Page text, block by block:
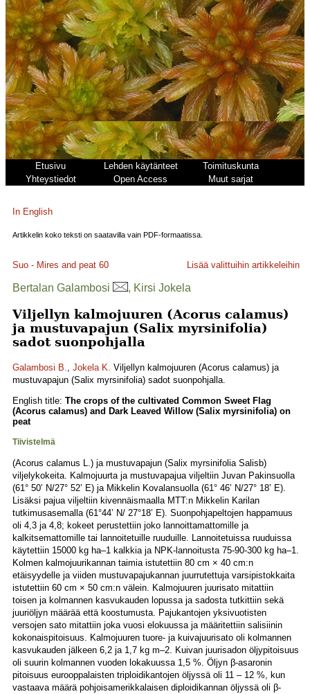
Etusivu Lehden käytänteet
Toimituskunta
Yhteystiedot
Open Access Muut sarjat
In English
Artikkelin koko teksti on saatavilla vain PDF-formaatissa.
Suo - Mires and peat 60 Lisää valittuihin artikkeleihin
Bertalan Galambosi , Kirsi Jokela
Viljellyn kalmojuuren (Acorus calamus)
ja mustuvapajun (Salix myrsinifolia)
sadot suonpohjalla
Galambosi B., Jokela K. Viljellyn kalmojuuren (Acorus calamus) ja
mustuvapajun (Salix myrsinifolia) sadot suonpohjalla.
English title: The crops of the cultivated Common Sweet Flag
(Acorus calamus) and Dark Leaved Willow (Salix myrsinifolia) on
peat
Tiivistelmä
(Acorus calamus L.) ja mustuvapajun (Salix myrsinifolia Salisb)
viljelykokeita. Kalmojuurta ja mustuvapajua viljeltiin Juvan Pakinsuolla
(61° 50’ N/27° 52’ E) ja Mikkelin Kovalansuolla (61° 46’ N/27° 18’ E).
Lisäksi pajua viljeltiin kivennäismaalla MTT:n Mikkelin Karilan
tutkimusasemalla (61°44’ N/ 27°18’ E). Suonpohjapeltojen happamuus
oli 4,3 ja 4,8; kokeet perustettiin joko lannoittamattomille ja
kalkitsemattomille tai lannoitetuille ruuduille. Lannoitetuissa ruuduissa
käytettiin 15000 kg ha–1 kalkkia ja NPK-lannoitusta 75-90-300 kg ha–1.
Kolmen kalmojuurikannan taimia istutettiin 80 cm × 40 cm:n
etäisyydelle ja viiden mustuvapajukannan juurrutettuja varsipistokkaita
istutettiin 60 cm × 50 cm:n välein. Kalmojuuren juurisato mitattiin
toisen ja kolmannen kasvukauden lopussa ja sadosta tutkittiin sekä
juuriöljyn määrää että koostumusta. Pajukantojen yksivuotisten
versojen sato mitattiin joka vuosi elokuussa ja määritettiin salisiinin
kokonaispitoisuus. Kalmojuuren tuore- ja kuivajuurisato oli kolmannen
kasvukauden jälkeen 6,2 ja 1,7 kg m–2. Kuivan juurisadon öljypitoisuus
oli suurin kolmannen vuoden lokakuussa 1,5 %. Öljyn β-asaronin
pitoisuus eurooppalaisten triploidikantojen öljyssä oli 11 – 12 %, kun
vastaava määrä pohjoisamerikkalaisen diploidikannan öljyssä oli β-